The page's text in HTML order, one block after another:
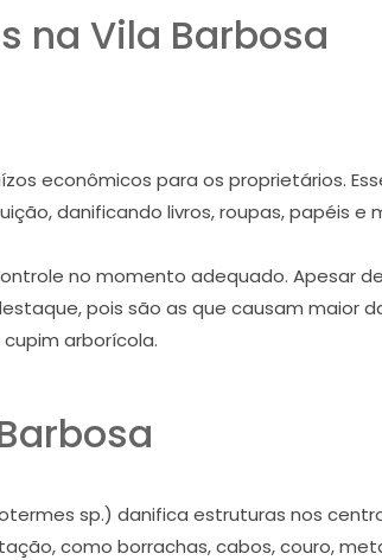
na Vila Barbosa
econômicos para os proprietários.
danificando livros, roupas, papéis e
no momento adequado. Apesar
pois são as que causam maior
arborícola.
sp.) danifica estruturas nos
como borrachas, cabos, couro,